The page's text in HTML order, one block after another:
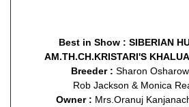
Best in Show : SIBERIAN
AM.TH.CH.KRISTARI'S
Breeder : Sharon
Rob Jackson & Monica
Owner : Mrs.Oranuj